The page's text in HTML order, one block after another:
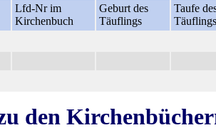
Lfd-Nr im
Kirchenbuch
Geburt des
Täuflings
Taufe
Täuflings
den